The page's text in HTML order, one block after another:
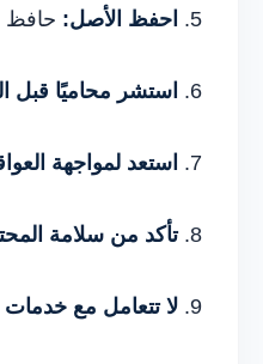
احفظ الأصل: حافظ
استشر محاميًا قبل
استعد لمواجهة
تأكد من سلامة
لا تتعامل مع خدمات